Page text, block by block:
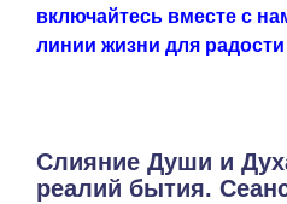
включайтесь вместе с
линии жизни для
Слияние Души и
реалий бытия.